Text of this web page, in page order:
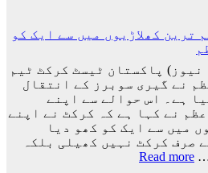
واپس
کیوں
گئے؟
وجہ
سامنے
آ
گئی
ترین کھلاڑیوں میں سے ایک کو
نیوز) پاکستان ٹیسٹ کرکٹ ٹیم
نے گیری سوبرز کے انتقال
ہے۔ اس حوالے سے اپنے
نے کہا ہے کہ کرکٹ نے اپنے
میں سے ایک کو کھو دیا
صرف کرکٹ نہیں کھیلی بلکہ
Read more
: